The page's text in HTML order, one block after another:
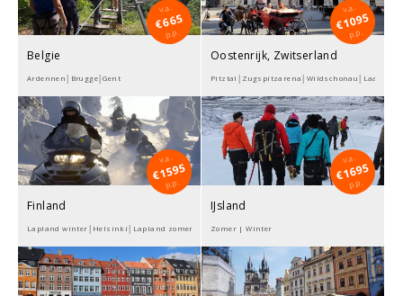
v.a.
€665
p.p.
Belgie
Ardennen│Brugge│Gent
v.a.
€1095
p.p.
Oostenrijk, Zwitserland
Pitztal│Zugspitzarena│Wildschonau│Laax
v.a.
€1595
p.p.
Finland
Lapland winter│Helsinki│Lapland zomer
v.a.
€1695
p.p.
IJsland
Zomer | Winter